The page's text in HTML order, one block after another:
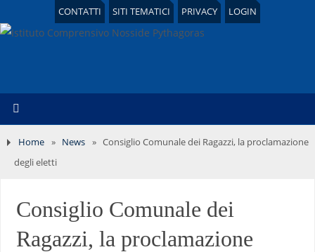
CONTATTI SITI TEMATICI PRIVACY LOGIN
Home » News » Consiglio Comunale dei Ragazzi, la proclamazione
degli eletti
Consiglio Comunale dei
Ragazzi, la proclamazione